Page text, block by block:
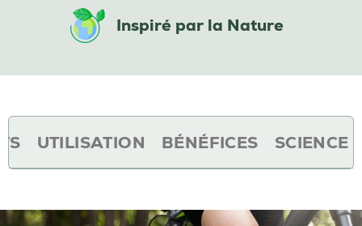
Inspiré par la Nature
UTILISATION BÉNÉFICES SCIENCE